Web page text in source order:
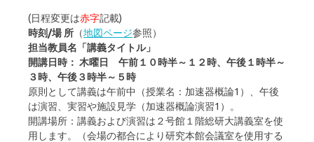
ース
(日程変更は赤字記載)
時刻/場 所 （地図ページ参照）
担当教員名「講義タイトル」
開講日時： 木曜日 午前１０時半～１２時、午後１時半～
３時、午後３時半～５時
原則として講義は午前中（授業名：加速器概論1）、午後
は演習、実習や施設見学（加速器概論演習1）。
開講場所：講義および演習は２号館１階総研大講義室を使
用します。（会場の都合により研究本館会議室を使用する